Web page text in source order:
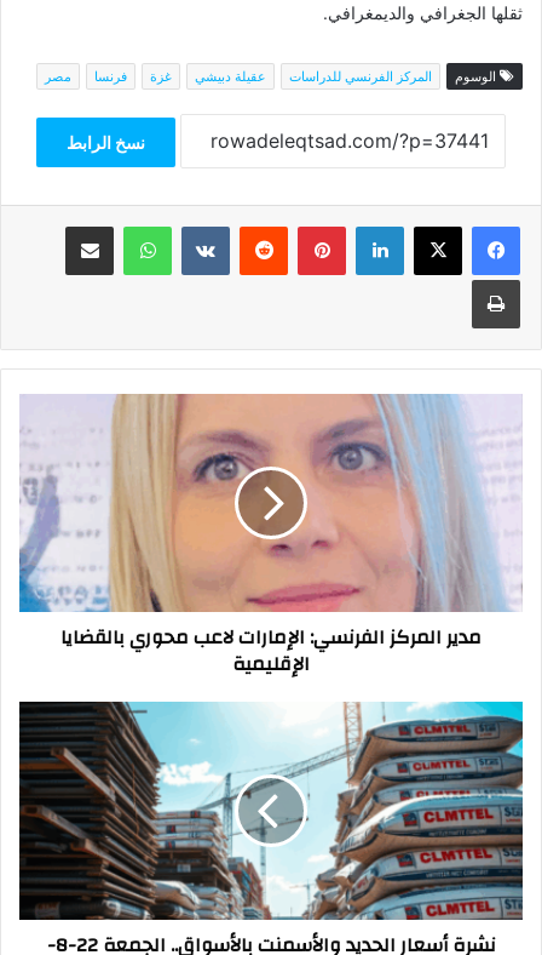
ثقلها الجغرافي والديمغرافي.
الوسوم المركز الفرنسي للدراسات عقيلة دبيشي غزة فرنسا مصر
نسخ الرابط
فيسبوك‫X لينكدإن بينتيريست واتساب مشاركة عبر البريد
طباعة
المركز
الإمارات
الإقليمية
مدير المركز الفرنسي: الإمارات لاعب محوري بالقضايا
الإقليمية
نشرة
أسعار
الحديد
والأسمنت
بالأسواق..
الجمعة
22-
8-
2025
نشرة أسعار الحديد والأسمنت بالأسواق.. الجمعة 22-8-